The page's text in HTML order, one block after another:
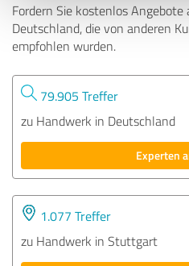
Fordern Sie kostenlos
Deutschland, die von anderen
empfohlen wurden.
79.905 Treffer
zu Handwerk in Deutschland
Experten
1.077 Treffer
zu Handwerk in Stuttgart